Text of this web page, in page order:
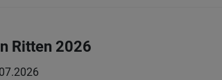
Ritten 2026